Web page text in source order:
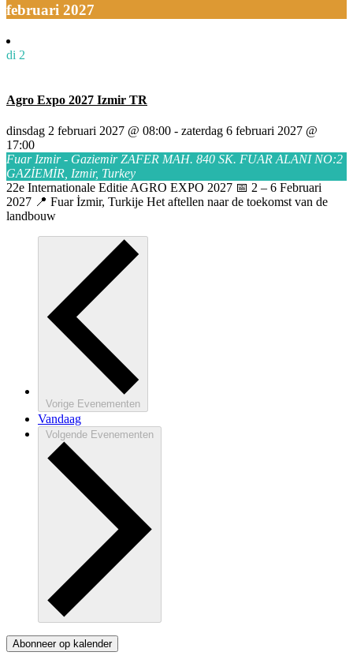
februari 2027
di 2
Agro Expo 2027 Izmir TR
dinsdag 2 februari 2027 @ 08:00 - zaterdag 6 februari 2027 @
17:00
Fuar Izmir - GaziemirZAFER MAH. 840 SK. FUAR ALANI NO:2
GAZİEMİR, Izmir, Turkey
22e Internationale Editie AGRO EXPO 2027 📅 2 – 6 Februari
2027 📍 Fuar İzmir, Turkije Het aftellen naar de toekomst van de
landbouw
Vorige Evenementen
Vandaag
Volgende Evenementen
Abonneer op kalender